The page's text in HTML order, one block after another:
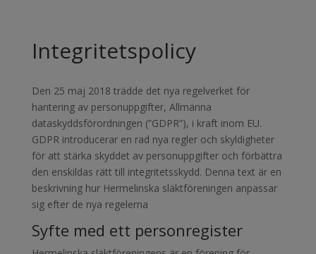
Integritetspolicy
Den 25 maj 2018 trädde det nya regelverket för
hantering av personuppgifter, Allmänna
dataskyddsförordningen (”GDPR”), i kraft inom EU.
GDPR introducerar en rad nya regler och skyldigheter
för att stärka skyddet av personuppgifter och förbättra
den enskildas rätt till integritetsskydd. Denna text är en
beskrivning hur Hermelinska släktföreningen anpassar
sig efter de nya regelerna
Syfte med ett personregister